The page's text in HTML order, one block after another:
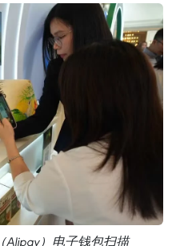
Alipay）电子钱包扫描